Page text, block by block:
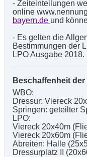
- Zeiteinteilungen
online
bayern.de und
- Es gelten die
Bestimmungen der
LPO Ausgabe 2018.
Beschaffenheit der
WBO:
Dressur: Viereck
Springen: geteilter
LPO:
Viereck 20x40m
Viereck 20x60m
Abreiten: Halle
Dressurplatz II